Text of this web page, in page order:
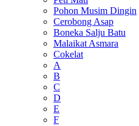
Pohon Musim Dingin
Cerobong Asap
Boneka Salju Batu
Malaikat Asmara
Cokelat
A
B
C
D
E
F